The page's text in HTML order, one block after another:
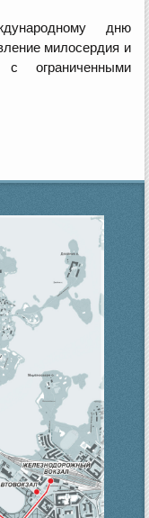
дню
милосердия и
ограниченными